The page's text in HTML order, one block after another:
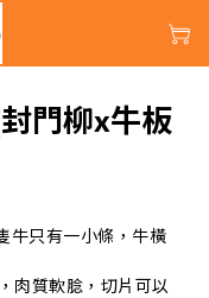
門柳x牛板
牛只有一小條，牛橫
肉質軟腍，切片可以